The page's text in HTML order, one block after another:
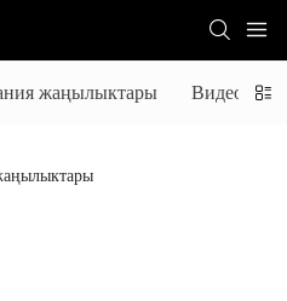
жаңылыктары Видео